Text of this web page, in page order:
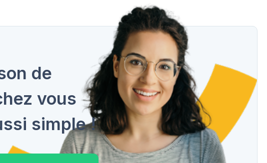
de
vous
simple !